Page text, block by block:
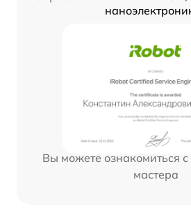
Вы можете ознакомиться
мастера